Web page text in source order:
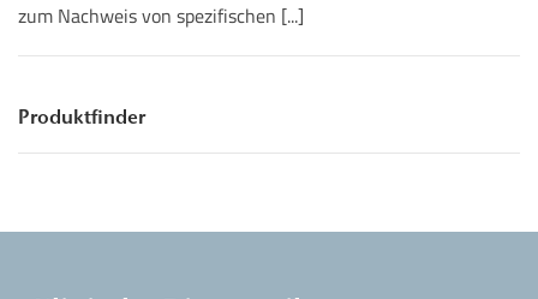
zum Nachweis von spezifischen [...]
Produktfinder